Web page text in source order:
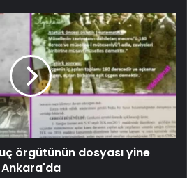
örgütünün dosyası yine
Ankara'da